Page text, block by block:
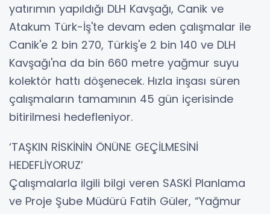
yatırımın yapıldığı DLH Kavşağı, Canik ve
Atakum Türk-İş'te devam eden çalışmalar ile
Canik'e 2 bin 270, Türkiş'e 2 bin 140 ve DLH
Kavşağı'na da bin 660 metre yağmur suyu
kolektör hattı döşenecek. Hızla inşası süren
çalışmaların tamamının 45 gün içerisinde
bitirilmesi hedefleniyor.
‘TAŞKIN RİSKİNİN ÖNÜNE GEÇİLMESİNİ
HEDEFLİYORUZ’
Çalışmalarla ilgili bilgi veren SASKİ Planlama
ve Proje Şube Müdürü Fatih Güler, “Yağmur